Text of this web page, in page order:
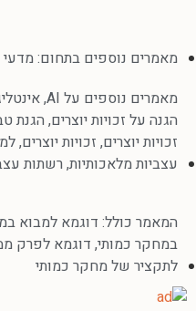
מאמרים נוספים בתחום:
מאמרים נוספים על AI
,
הגנה על זכויות יוצרים, הגנת
זכויות יוצרים, זכויות יוצרים,
עצביות מלאכותיות,רשתות
המאמר כולל: דוגמא למבוא
במחקר כמותי, דוגמא לפרק
לתקציר של מחקר כמותי